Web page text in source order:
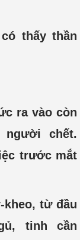
thấy thần
ra vào còn
người chết.
trước mắt
kheo, từ đầu
tinh cần